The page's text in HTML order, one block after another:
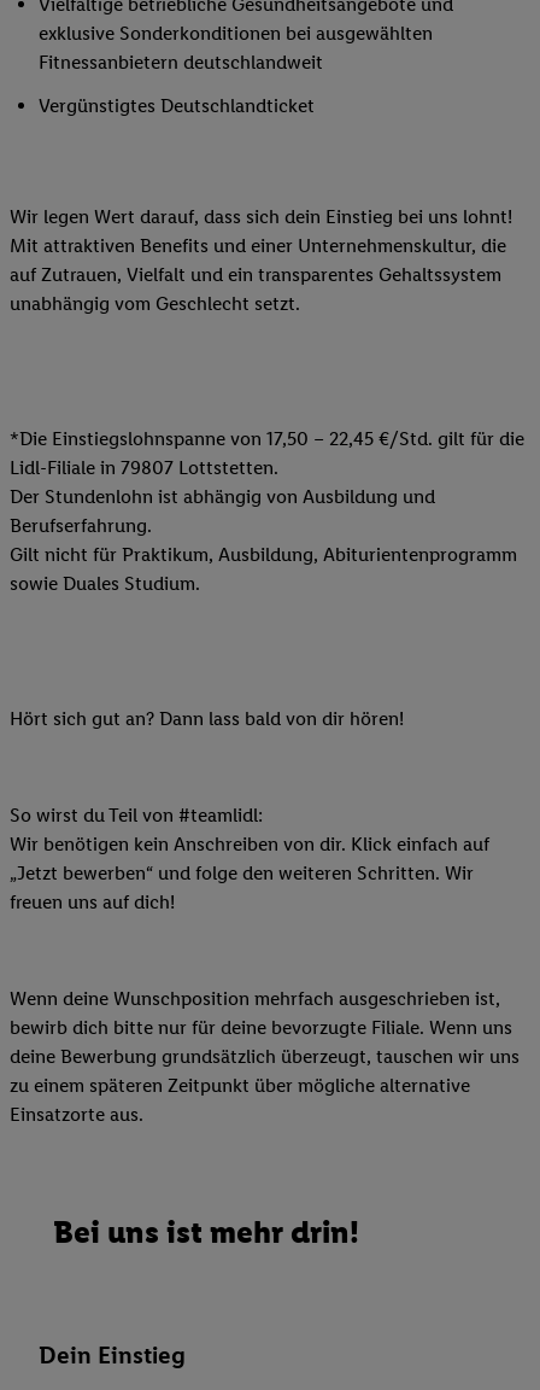
exklusive Sonderkonditionen bei ausgewählten
Fitnessanbietern deutschlandweit
Vergünstigtes Deutschlandticket
Wir legen Wert darauf, dass sich dein Einstieg bei uns lohnt!
Mit attraktiven Benefits und einer Unternehmenskultur, die
auf Zutrauen, Vielfalt und ein transparentes Gehaltssystem
unabhängig vom Geschlecht setzt.
*Die Einstiegslohnspanne von 17,50 – 22,45 €/Std. gilt für die
Lidl-Filiale in 79807 Lottstetten.
Der Stundenlohn ist abhängig von Ausbildung und
Berufserfahrung.
Gilt nicht für Praktikum, Ausbildung, Abiturientenprogramm
sowie Duales Studium.
Hört sich gut an? Dann lass bald von dir hören!
So wirst du Teil von #teamlidl:
Wir benötigen kein Anschreiben von dir. Klick einfach auf
„Jetzt bewerben“ und folge den weiteren Schritten. Wir
freuen uns auf dich!
Wenn deine Wunschposition mehrfach ausgeschrieben ist,
bewirb dich bitte nur für deine bevorzugte Filiale. Wenn uns
deine Bewerbung grundsätzlich überzeugt, tauschen wir uns
zu einem späteren Zeitpunkt über mögliche alternative
Einsatzorte aus.
Bei uns ist mehr drin!
Dein Einstieg